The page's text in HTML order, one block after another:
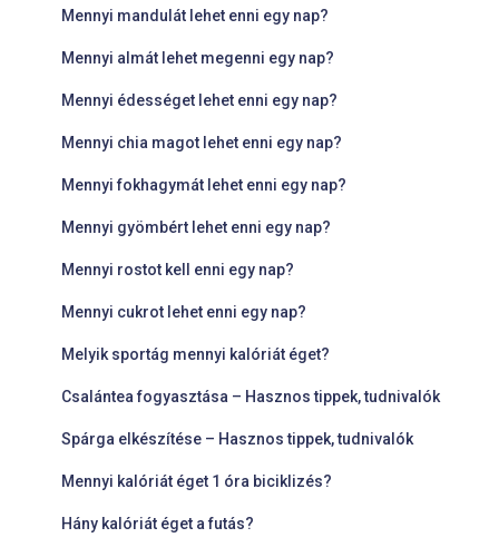
Mennyi mandulát lehet enni egy nap?
Mennyi almát lehet megenni egy nap?
Mennyi édességet lehet enni egy nap?
Mennyi chia magot lehet enni egy nap?
Mennyi fokhagymát lehet enni egy nap?
Mennyi gyömbért lehet enni egy nap?
Mennyi rostot kell enni egy nap?
Mennyi cukrot lehet enni egy nap?
Melyik sportág mennyi kalóriát éget?
Csalántea fogyasztása – Hasznos tippek, tudnivalók
Spárga elkészítése – Hasznos tippek, tudnivalók
Mennyi kalóriát éget 1 óra biciklizés?
Hány kalóriát éget a futás?